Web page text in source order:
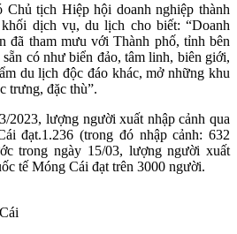
Chủ tịch Hiệp hội doanh nghiệp thành
dịch vụ, du lịch cho biết: “Doanh
đã tham mưu với Thành phố, tỉnh bên
có như biển đảo, tâm linh, biên giới,
du lịch độc đáo khác, mở những khu
trưng, đặc thù”.
2023, lượng người xuất nhập cảnh qua
đạt.1.236 (trong đó nhập cảnh: 632
trong ngày 15/03, lượng người xuất
tế Móng Cái đạt trên 3000 người.